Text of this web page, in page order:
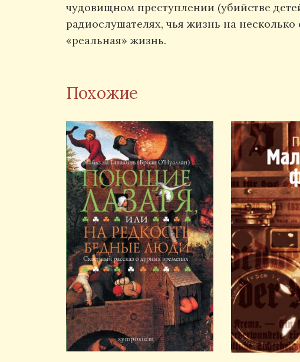
чудовищном преступлении (убийстве
радиослушателях, чья жизнь на
«реальная» жизнь.
Похожие